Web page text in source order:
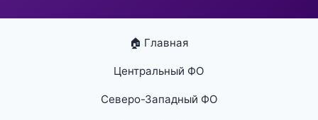
🏠 Главная
Центральный ФО
Северо-Западный ФО